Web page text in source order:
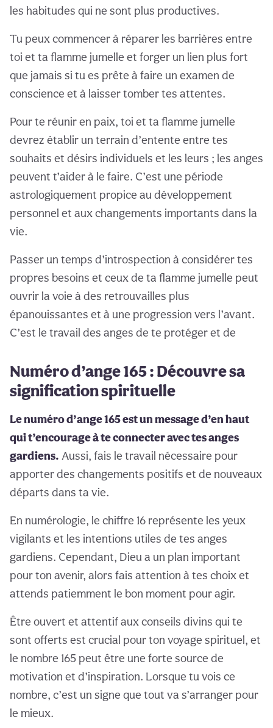
les habitudes qui ne sont plus productives.
Tu peux commencer à réparer les barrières entre
toi et ta flamme jumelle et forger un lien plus fort
que jamais si tu es prête à faire un examen de
conscience et à laisser tomber tes attentes.
Pour te réunir en paix, toi et ta flamme jumelle
devrez établir un terrain d’entente entre tes
souhaits et désirs individuels et les leurs ; les anges
peuvent t’aider à le faire. C’est une période
astrologiquement propice au développement
personnel et aux changements importants dans la
vie.
Passer un temps d’introspection à considérer tes
propres besoins et ceux de ta flamme jumelle peut
ouvrir la voie à des retrouvailles plus
épanouissantes et à une progression vers l’avant.
C’est le travail des anges de te protéger et de
Numéro d’ange 165 : Découvre sa
signification spirituelle
Le numéro d’ange 165 est un message d’en haut
qui t’encourage à te connecter avec tes anges
gardiens. Aussi, fais le travail nécessaire pour
apporter des changements positifs et de nouveaux
départs dans ta vie.
En numérologie, le chiffre 16 représente les yeux
vigilants et les intentions utiles de tes anges
gardiens. Cependant, Dieu a un plan important
pour ton avenir, alors fais attention à tes choix et
attends patiemment le bon moment pour agir.
Être ouvert et attentif aux conseils divins qui te
sont offerts est crucial pour ton voyage spirituel, et
le nombre 165 peut être une forte source de
motivation et d’inspiration. Lorsque tu vois ce
nombre, c’est un signe que tout va s’arranger pour
le mieux.